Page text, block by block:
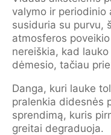
valymo ir periodinio
susiduria su purvu,
atmosferos
nereiškia, kad
dėmesio, tačiau
Danga, kuri lauke
pralenkia didesnės
sprendimą, kuris
greitai degraduoja.